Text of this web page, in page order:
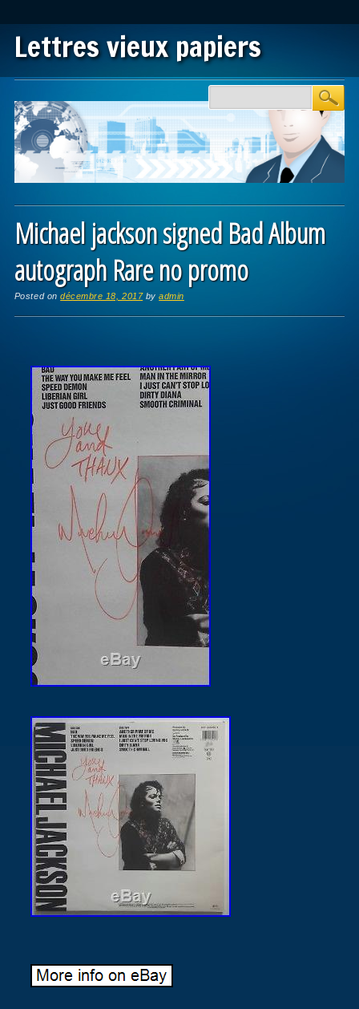
Lettres vieux papiers
Main menu
Michael jackson signed Bad Album
autograph Rare no promo
Posted ondécembre 18, 2017 byadmin